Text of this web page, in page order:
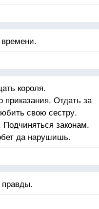
короля.
приказания. Отдать за
свою сестру.
законам.
да нарушишь.